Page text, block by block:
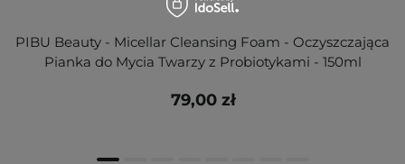
PIBU Beauty - Micellar Cleansing Foam - Oczyszczająca
Pianka do Mycia Twarzy z Probiotykami - 150ml
79,00 zł